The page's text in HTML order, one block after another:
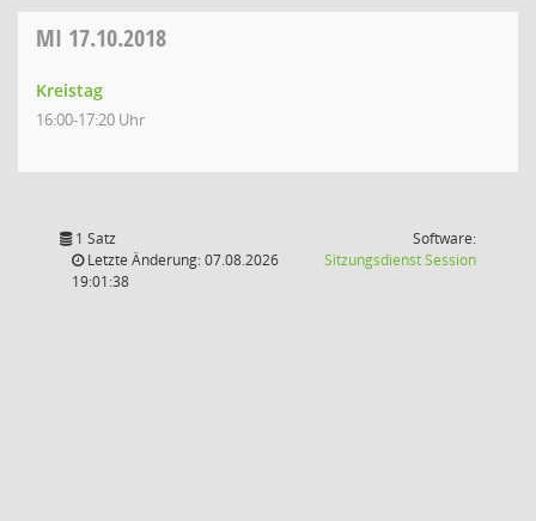
MI 17.10.2018
Kreistag
16:00-17:20 Uhr
1 Satz
Letzte Änderung: 07.08.2026
19:01:38
Software:
SitzungsdienstSession(Wird in